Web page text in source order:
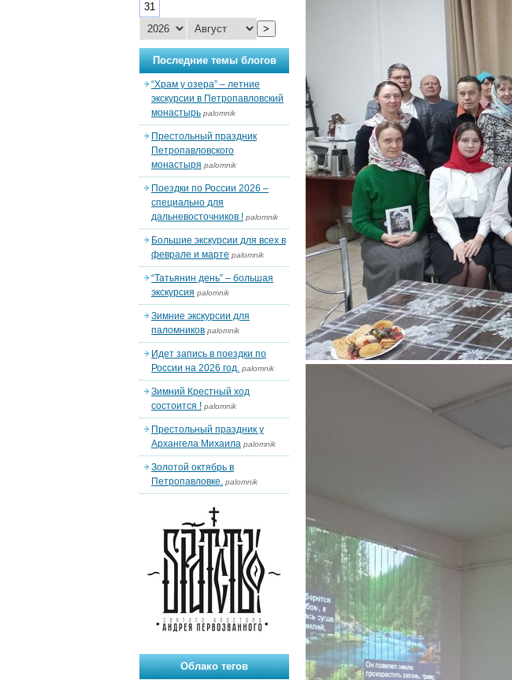
31
>
Последние темы блогов
“Храм у озера” – летние
экскурсии в Петропавловский
монастырь palomnik
Престольный праздник
Петропавловского
монастыря palomnik
Поездки по России 2026 –
специально для
дальневосточников ! palomnik
Большие экскурсии для всех в
феврале и марте palomnik
“Татьянин день” – большая
экскурсия palomnik
Зимние экскурсии для
паломников palomnik
Идет запись в поездки по
России на 2026 год. palomnik
Зимний Крестный ход
состоится ! palomnik
Престольный праздник у
Архангела Михаила palomnik
Золотой октябрь в
Петропавловке. palomnik
Облако тегов